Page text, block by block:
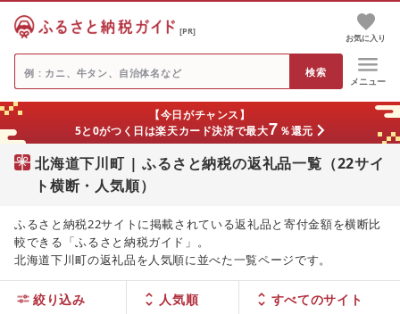
[PR]
お気に入り
メニュー
【今日がチャンス】
5と0がつく日は楽天カード決済で最大7 ％還元
北海道下川町 | ふるさと納税の返礼品一覧（22サイ
ト横断・人気順）
ふるさと納税22サイトに掲載されている返礼品と寄付金額を横断比
較できる「ふるさと納税ガイド」。
北海道下川町の返礼品を人気順に並べた一覧ページです。
絞り込み 人気順